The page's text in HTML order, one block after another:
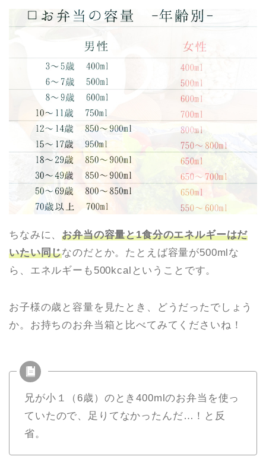
ちなみに、お弁当の容量と1食分のエネルギーはだ
いたい同じなのだとか。たとえば容量が500mlな
ら、エネルギーも500kcalということです。
お子様の歳と容量を見たとき、どうだったでしょう
か。お持ちのお弁当箱と比べてみてくださいね！
兄が小１（6歳）のとき400mlのお弁当を使っ
ていたので、足りてなかったんだ…！と反
省。